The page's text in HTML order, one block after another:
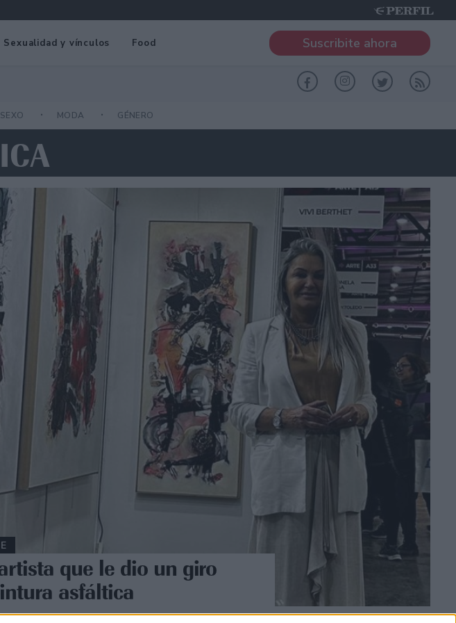
Sexualidad y vínculos Food Suscribite ahora
SEXO MODA GÉNERO
que le dio un giro
asfáltica